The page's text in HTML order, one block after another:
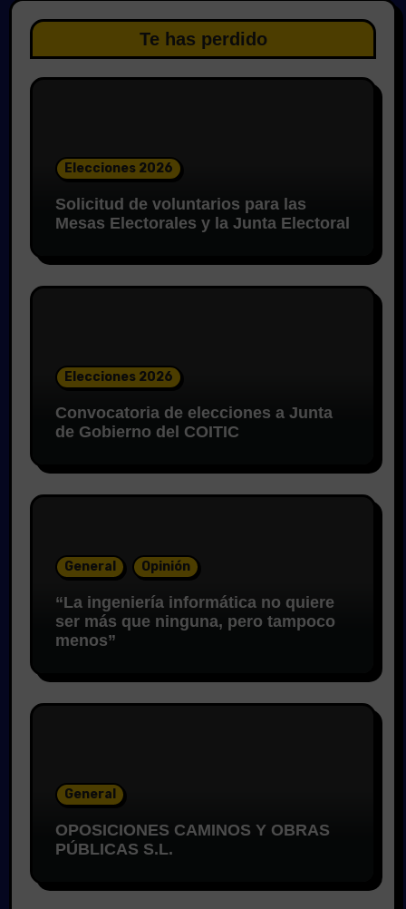
Te has perdido
Elecciones 2026
Solicitud de voluntarios para las
Mesas Electorales y la Junta Electoral
Elecciones 2026
Convocatoria de elecciones a Junta
de Gobierno del COITIC
General Opinión
“La ingeniería informática no quiere
ser más que ninguna, pero tampoco
menos”
General
OPOSICIONES CAMINOS Y OBRAS
PÚBLICAS S.L.